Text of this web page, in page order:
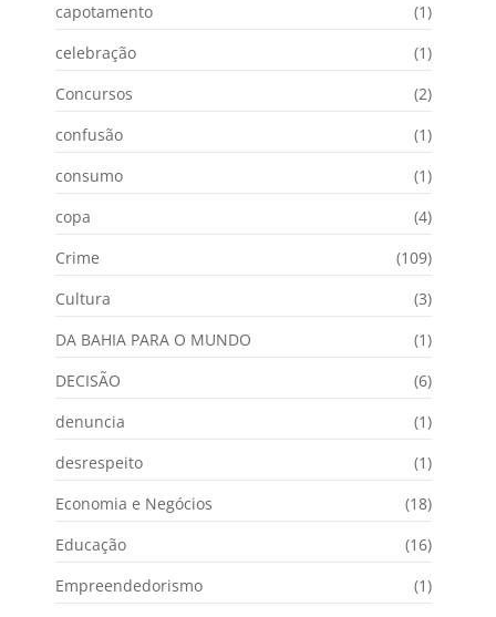
capotamento
(1)
celebração
(1)
Concursos
(2)
confusão
(1)
consumo
(1)
copa
(4)
Crime
(109)
Cultura
(3)
DA BAHIA PARA O MUNDO
(1)
DECISÃO
(6)
denuncia
(1)
desrespeito
(1)
Economia e Negócios
(18)
Educação
(16)
Empreendedorismo
(1)